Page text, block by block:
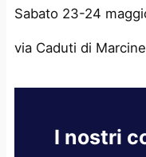
Sabato 23-24
via Caduti di
I nostri